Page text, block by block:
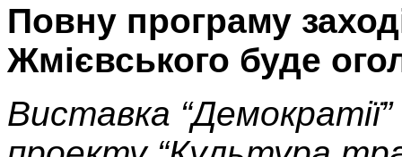
Повну програму
Жмієвського буде
Виставка